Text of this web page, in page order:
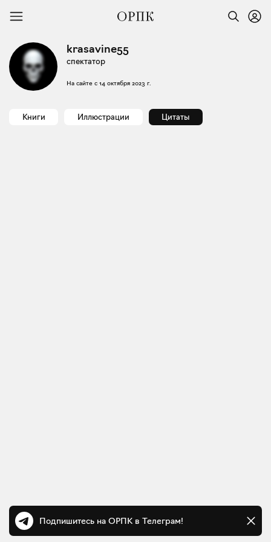
krasavine55
спектатор
На сайте с 14 октября 2023 г.
Книги Иллюстрации Цитаты
Подпишитесь на ОРПК в Телеграм!